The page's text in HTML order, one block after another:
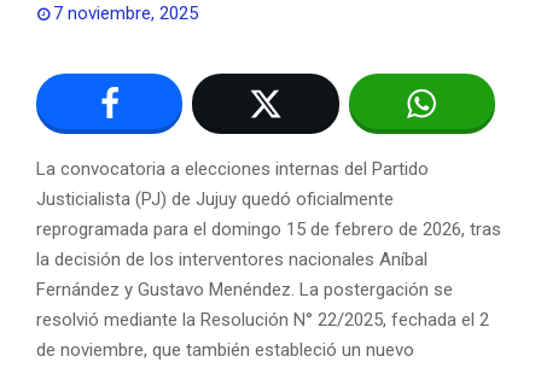
7 noviembre, 2025
La convocatoria a elecciones internas del Partido
Justicialista (PJ) de Jujuy quedó oficialmente
reprogramada para el domingo 15 de febrero de 2026, tras
la decisión de los interventores nacionales Aníbal
Fernández y Gustavo Menéndez. La postergación se
resolvió mediante la Resolución N° 22/2025, fechada el 2
de noviembre, que también estableció un nuevo